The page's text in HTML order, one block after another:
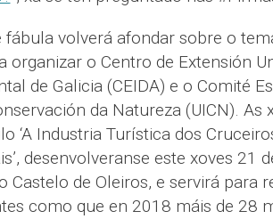
fábula volverá afondar sobre o
organizar o Centro de Extensión
de Galicia (CEIDA) e o Comité
da Natureza (UICN). As
‘A Industria Turística dos
desenvolveranse este xoves 21
Castelo de Oleiros, e servirá para
como que en 2018 máis de 28